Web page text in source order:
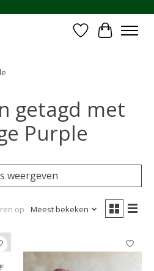
Verlanglijst
getagd met
Purple
weergeven
op Meest bekeken